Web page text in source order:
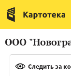
Италия
Люксембург
Нидерланды
ООО
Следить за